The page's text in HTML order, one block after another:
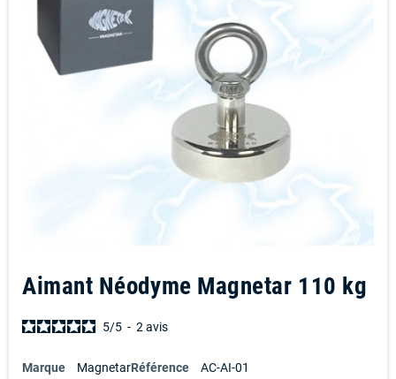
Aimant Néodyme Magnetar 110 kg
5/5 - 2 avis
Marque MagnetarRéférence AC-AI-01